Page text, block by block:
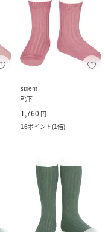
sixem
靴下
1,760 円
16ポイント(1倍)